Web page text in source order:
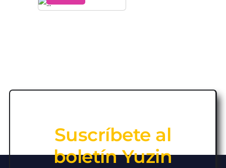
Suscríbete al
boletín Yuzin